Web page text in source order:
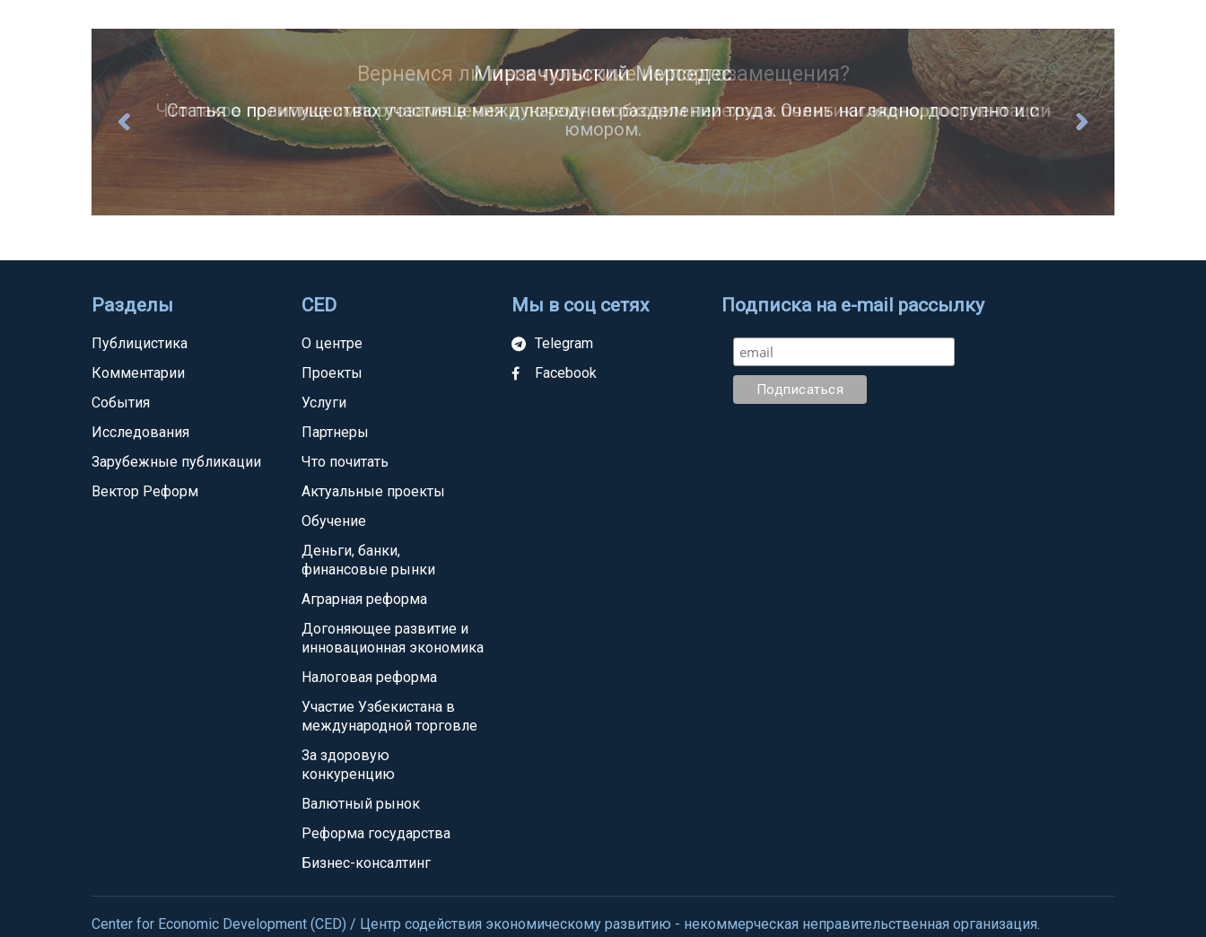
Мирзачульский Мерседес
Статья о преимуществах участия в международном разделении труда. Очень наглядно, доступно и с
юмором.
Разделы
Публицистика
Комментарии
События
Исследования
Зарубежные публикации
Вектор Реформ
CED
О центре
Проекты
Услуги
Партнеры
Что почитать
Актуальные проекты
Обучение
Деньги, банки,
финансовые рынки
Аграрная реформа
Догоняющее развитие и
инновационная экономика
Налоговая реформа
Участие Узбекистана в
международной торговле
За здоровую
конкуренцию
Валютный рынок
Реформа государства
Бизнес-консалтинг
Мы в соц сетях
Telegram
Facebook
Подписка на e-mail рассылку
Center for Economic Development (CED) / Центр содействия экономическому развитию - некоммерческая неправительственная организация.